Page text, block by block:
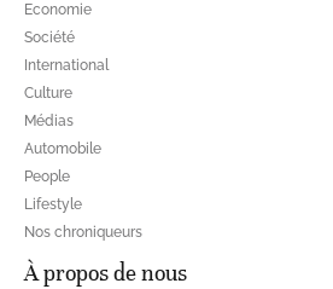
Economie
Société
International
Culture
Médias
Automobile
People
Lifestyle
Nos chroniqueurs
À propos de nous